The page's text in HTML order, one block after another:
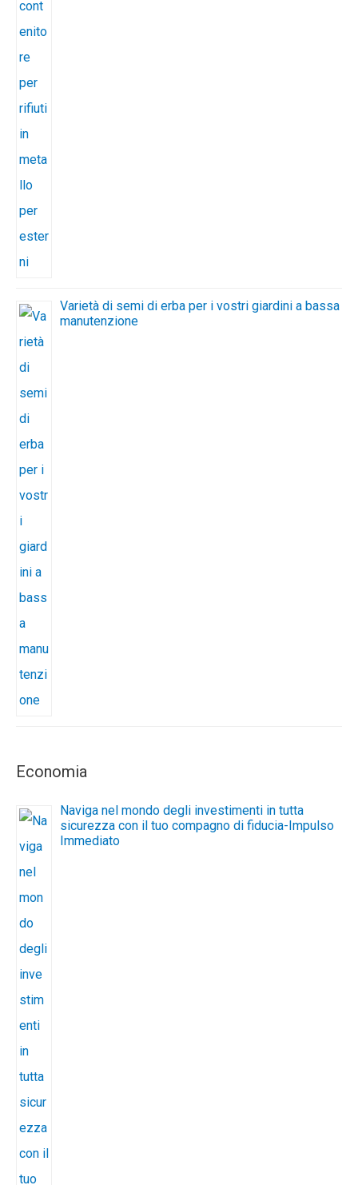
Varietà di semi di erba per i vostri giardini a bassa
manutenzione
Economia
Naviga nel mondo degli investimenti in tutta
sicurezza con il tuo compagno di fiducia-Impulso
Immediato